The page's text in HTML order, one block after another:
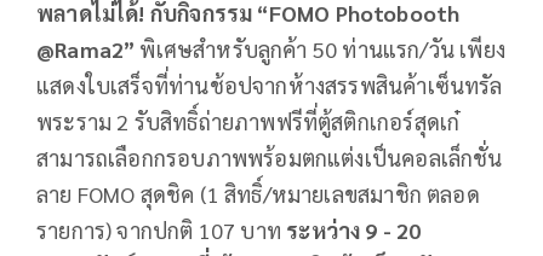
พลาดไม่ได้! กับกิจกรรม “FOMO Photobooth
@Rama2” พิเศษสำหรับลูกค้า 50 ท่านแรก/วัน เพียง
แสดงใบเสร็จที่ท่านช้อปจากห้างสรรพสินค้าเซ็นทรัล
พระราม 2 รับสิทธิ์ถ่ายภาพฟรีที่ตู้สติกเกอร์สุดเก๋
สามารถเลือกกรอบภาพพร้อมตกแต่งเป็นคอลเล็กชั่น
ลาย FOMO สุดชิค (1 สิทธิ์/หมายเลขสมาชิก ตลอด
รายการ) จากปกติ 107 บาท ระหว่าง 9 - 20